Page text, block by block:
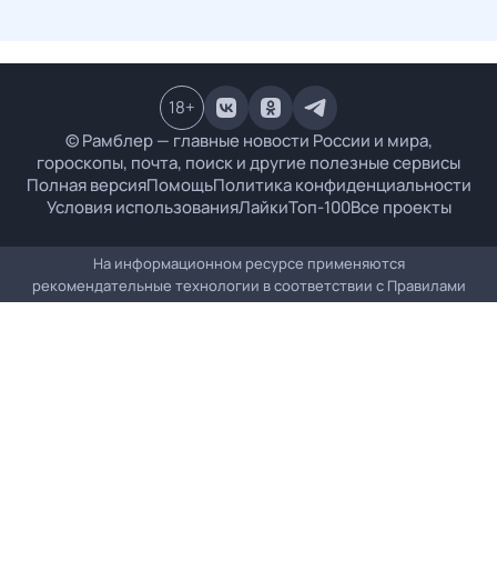
© Рамблер — главные новости России и мира,
гороскопы, почта, поиск и другие полезные сервисы
Полная версияПомощьПолитика конфиденциальности
Условия использованияЛайкиТоп-100Все проекты
18+
На информационном ресурсе применяются
рекомендательные технологии в соответствии с Правилами